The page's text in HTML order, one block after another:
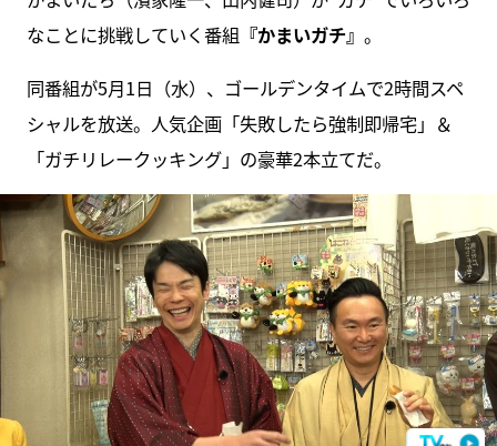
なことに挑戦していく番組 『かまいガチ』 。
同番組が5月1日（水）、ゴールデンタイムで2時間スペ
シャルを放送。人気企画「失敗したら強制即帰宅」＆
「ガチリレークッキング」の豪華2本立てだ。